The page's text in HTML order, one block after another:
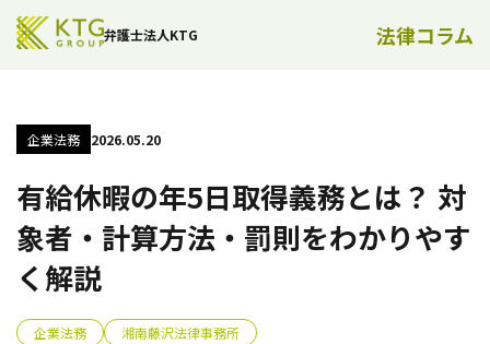
弁護士法人KTG 法律コラム
企業法務 2026.05.20
有給休暇の年5日取得義務とは？ 対
象者・計算方法・罰則をわかりやす
く解説
企業法務 湘南藤沢法律事務所